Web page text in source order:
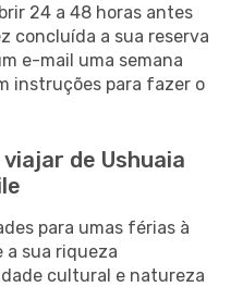
24 a 48 horas antes
concluída a sua reserva
e-mail uma semana
instruções para fazer o
de Ushuaia
para umas férias à
a sua riqueza
cultural e natureza